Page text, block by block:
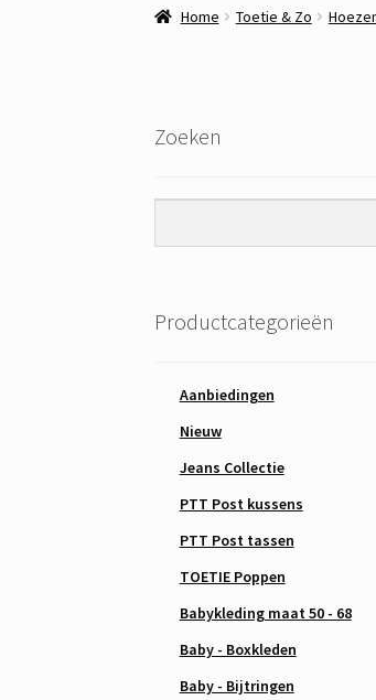
Home Toetie & Zo
Zoeken
Productcategorieën
Aanbiedingen
Nieuw
Jeans Collectie
PTT Post kussens
PTT Post tassen
TOETIE Poppen
Babykleding maat 50 - 68
Baby - Boxkleden
Baby - Bijtringen